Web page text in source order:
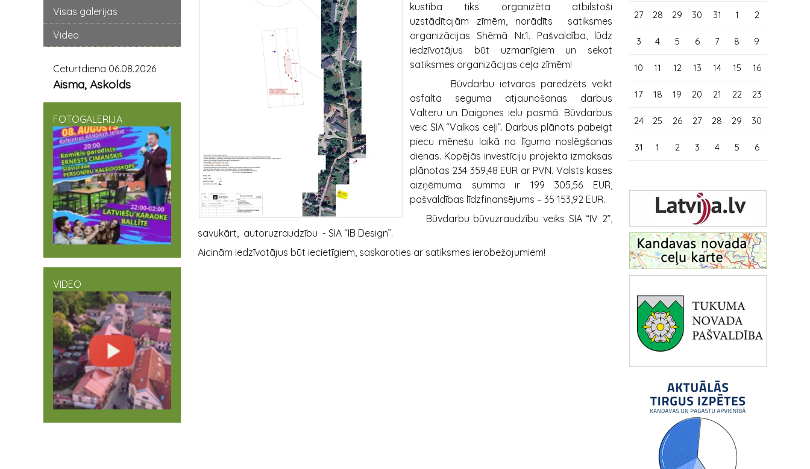
Visas galerijas
Video
Ceturtdiena 06.08.2026
Aisma, Askolds
FOTOGALERIJA
VIDEO
kustība tiks organizēta atbilstoši
uzstādītajām zīmēm, norādīts satiksmes
organizācijas Shēmā Nr.1. Pašvaldība, lūdz
iedzīvotājus būt uzmanīgiem un sekot
satiksmes organizācijas ceļa zīmēm!
Būvdarbu ietvaros paredzēts veikt
asfalta seguma atjaunošanas darbus
Valteru un Daigones ielu posmā. Būvdarbus
veic SIA “Valkas ceļi”. Darbus plānots pabeigt
piecu mēnešu laikā no līguma noslēgšanas
dienas. Kopējās investīciju projekta izmaksas
plānotas 234 359,48 EUR ar PVN. Valsts kases
aizņēmuma summa ir 199 305,56 EUR,
pašvaldības līdzfinansējums – 35 153,92 EUR.
Būvdarbu būvuzraudzību veiks SIA “IV 2”,
savukārt, autoruzraudzību - SIA “IB Design”.
Aicinām iedzīvotājus būt iecietīgiem, saskaroties ar satiksmes ierobežojumiem!
27 28 29 30 31 1 2
3 4 5 6 7 8 9
10 11 12 13 14 15 16
17 18 19 20 21 22 23
24 25 26 27 28 29 30
31 1 2 3 4 5 6